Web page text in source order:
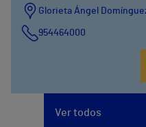
Glorieta Ángel
954464000
Ver todos